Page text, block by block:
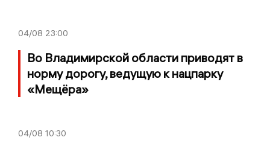
04/08 23:00
Во Владимирской области приводят в
норму дорогу, ведущую к нацпарку
«Мещёра»
04/08 10:30